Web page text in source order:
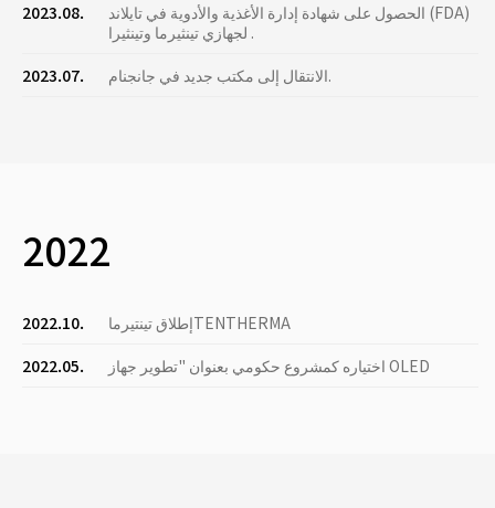
2023.08.
الحصول على شهادة إدارة الأغذية والأدوية في تايلاند (FDA)
لجهازي تينثيرما وتينثيرا .
2023.07.
الانتقال إلى مكتب جديد في جانجنام.
2022
2022.10.
إطلاق تينتيرماTENTHERMA
2022.05.
اختياره كمشروع حكومي بعنوان "تطوير جهاز OLED